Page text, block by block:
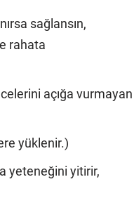
sağlansın,
rahata
açığa vurmayan
yüklenir.)
yeteneğini yitirir,